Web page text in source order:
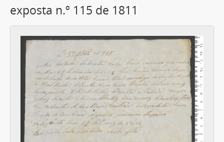
exposta n.º 115 de 1811